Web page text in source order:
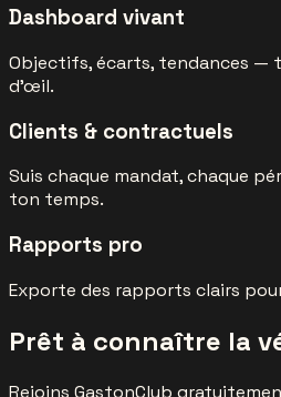
Dashboard vivant
Objectifs, écarts, tendances —
d'œil.
Clients & contractuels
Suis chaque mandat, chaque
ton temps.
Rapports pro
Exporte des rapports clairs
Prêt à connaître la
Rejoins GastonClub